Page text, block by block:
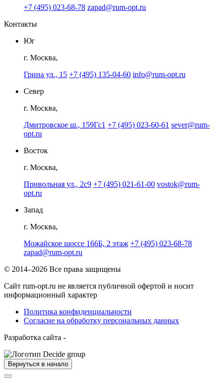
+7 (495) 023-68-78 zapad@rum-opt.ru
Контакты
Юг
г. Москва,
Грина ул., 15 +7 (495) 135-04-60 info@rum-opt.ru
Север
г. Москва,
Дмитровское ш., 159Гс1 +7 (495) 023-60-61 sever@rum-
opt.ru
Восток
г. Москва,
Привольная ул., 2с9 +7 (495) 021-61-00 vostok@rum-
opt.ru
Запад
г. Москва,
Можайское шоссе 166Б, 2 этаж +7 (495) 023-68-78
zapad@rum-opt.ru
© 2014–2026 Все права защищены
Сайт rum-opt.ru не является публичной офертой и носит
информационный характер
Политика конфиденциальности
Согласие на обработку персональных данных
Разработка сайта -
Вернуться в начало